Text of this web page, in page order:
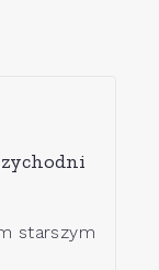
starszym